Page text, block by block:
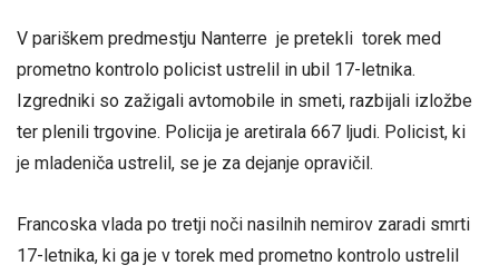
V pariškem predmestju Nanterre je pretekli torek med
prometno kontrolo policist ustrelil in ubil 17-letnika.
Izgredniki so zažigali avtomobile in smeti, razbijali izložbe
ter plenili trgovine. Policija je aretirala 667 ljudi. Policist, ki
je mladeniča ustrelil, se je za dejanje opravičil.
Francoska vlada po tretji noči nasilnih nemirov zaradi smrti
17-letnika, ki ga je v torek med prometno kontrolo ustrelil